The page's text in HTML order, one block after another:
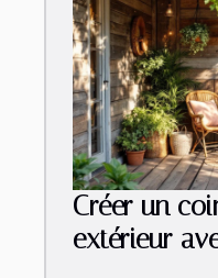
Créer un
extérieur